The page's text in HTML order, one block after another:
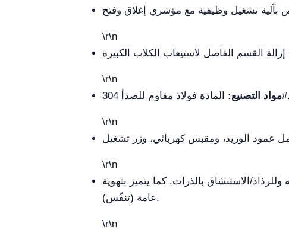
\r\n
\r\n
مواد التصنيع:المادة فولاذ مقاوم للصدأ 304#.
\r\n
\r\n
الاستنشاق بالذرات. كما يتميز بتهوية
عامة (تنفّس).
\r\n